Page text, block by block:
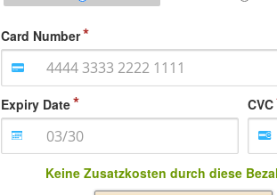
Card Number
Expiry Date CVC
Keine Zusatzkosten durch diese